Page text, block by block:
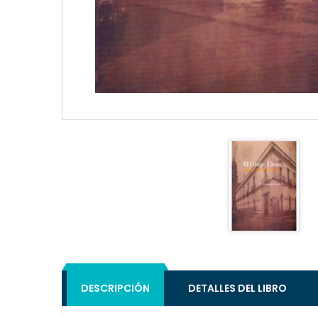
DESCRIPCIÓN DETALLES DEL LIBRO